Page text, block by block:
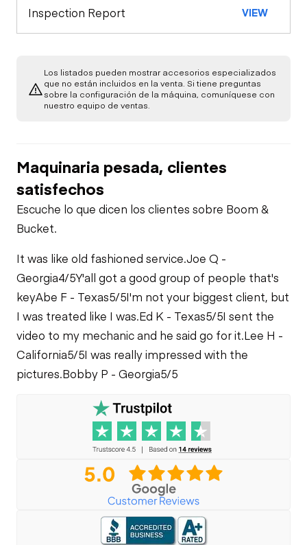
Safety Lock
Out/Stop
Heater
A/C Compressor
Oil Leaks
Cooling System
Leaks
Drivetrain
Limited Function
Limited Function
Check
Hydraulics
Limited Function
Check
Inspection Report VIEW
Los listados pueden mostrar accesorios especializados
que no están incluidos en la venta. Si tiene preguntas
sobre la configuración de la máquina, comuníquese con
nuestro equipo de ventas.
Maquinaria pesada, clientes
satisfechos
Escuche lo que dicen los clientes sobre Boom &
Bucket.
It was like old fashioned service.Joe Q -
Georgia4/5Y'all got a good group of people that's
keyAbe F - Texas5/5I'm not your biggest client, but
I was treated like I was.Ed K - Texas5/5I sent the
video to my mechanic and he said go for it.Lee H -
California5/5I was really impressed with the
pictures.Bobby P - Georgia5/5